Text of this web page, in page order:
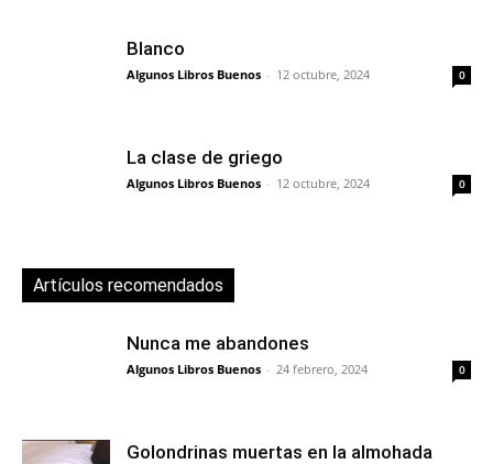
Blanco
Algunos Libros Buenos - 12 octubre, 2024 0
La clase de griego
Algunos Libros Buenos - 12 octubre, 2024 0
Artículos recomendados
Nunca me abandones
Algunos Libros Buenos - 24 febrero, 2024 0
Golondrinas muertas en la almohada